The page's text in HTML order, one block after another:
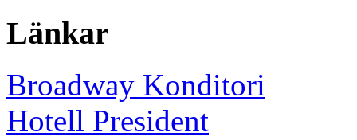
Länkar
Broadway Konditori
Hotell President